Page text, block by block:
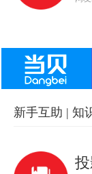
新手互助 | 知